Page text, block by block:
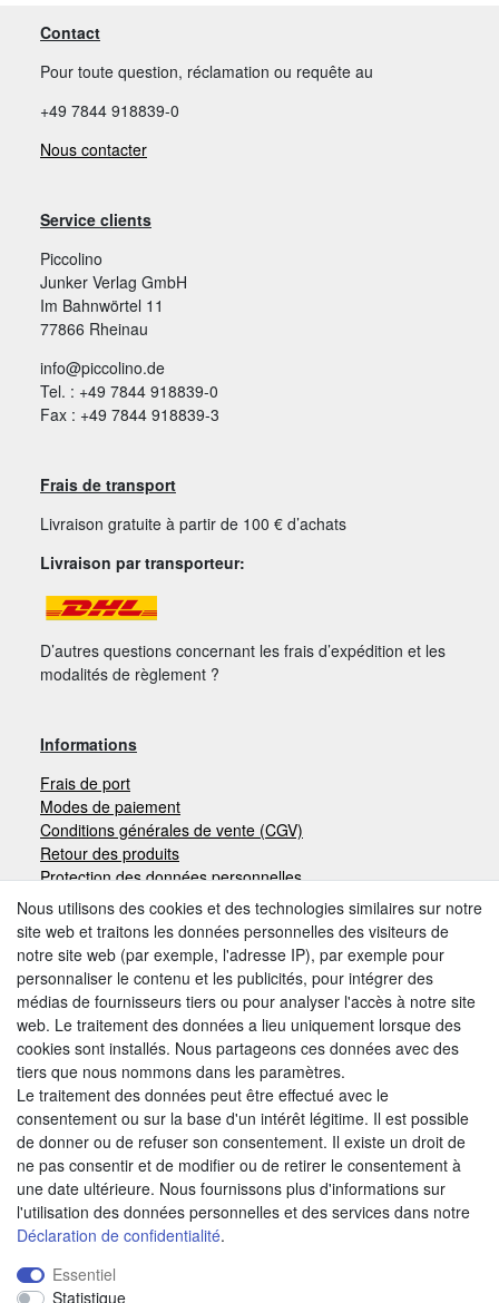
Contact
Pour toute question, réclamation ou requête au
+49 7844 918839-0
Nous contacter
Service clients
Piccolino
Junker Verlag GmbH
Im Bahnwörtel 11
77866 Rheinau
info@piccolino.de
Tel. : +49 7844 918839-0
Fax : +49 7844 918839-3
Frais de transport
Livraison gratuite à partir de 100 € d’achats
Livraison par transporteur:
D’autres questions concernant les frais d’expédition et les
modalités de règlement ?
Informations
Frais de port
Modes de paiement
Conditions générales de vente (CGV)
Retour des produits
Protection des données personnelles
Mentions légales
Moyens de paiement
Autres modes de paiement:
Paiement à réception de facture
Paiement anticipé
Nous trouver
Nous utilisons des cookies et des technologies similaires sur notre
site web et traitons les données personnelles des visiteurs de
notre site web (par exemple, l'adresse IP), par exemple pour
personnaliser le contenu et les publicités, pour intégrer des
médias de fournisseurs tiers ou pour analyser l'accès à notre site
web. Le traitement des données a lieu uniquement lorsque des
cookies sont installés. Nous partageons ces données avec des
tiers que nous nommons dans les paramètres.
Le traitement des données peut être effectué avec le
consentement ou sur la base d'un intérêt légitime. Il est possible
de donner ou de refuser son consentement. Il existe un droit de
ne pas consentir et de modifier ou de retirer le consentement à
une date ultérieure. Nous fournissons plus d'informations sur
l'utilisation des données personnelles et des services dans notre
Déclaration de confidentialité.
Essentiel
Statistique